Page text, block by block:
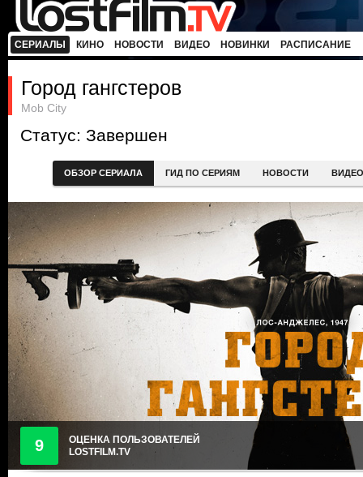
СЕРИАЛЫ КИНО НОВОСТИ ВИДЕО НОВИНКИ РАСПИСАНИЕ
Город гангстеров
Mob City
Статус: Завершен
ОБЗОР СЕРИАЛА ГИД ПО СЕРИЯМ НОВОСТИ ВИДЕО
9
ОЦЕНКА ПОЛЬЗОВАТЕЛЕЙ
LOSTFILM.TV